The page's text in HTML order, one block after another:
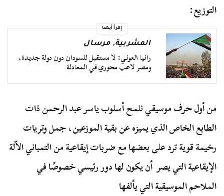
التوزيع:
إقرأ أيضا
المشربية,مرسال
رانيا العوني: لا مستقبل للسودان دون دولة جديدة،
ومصر لاعب محوري في المعادلة
من أول حرف موسيقي نلمح أسلوب ياسر عبد الرحمن ذات
الطابع الخاص الذي يميزه عن بقية الموزعين، جمل وتريات
رخيمة قوية ترد على بعضها مع ضربات إيقاعية من التمباني الاّلة
الإيقاعية التي يصر أن يكون لها دور رئيسي خصوصًا في
الملاحم الموسيقية التي يألفها